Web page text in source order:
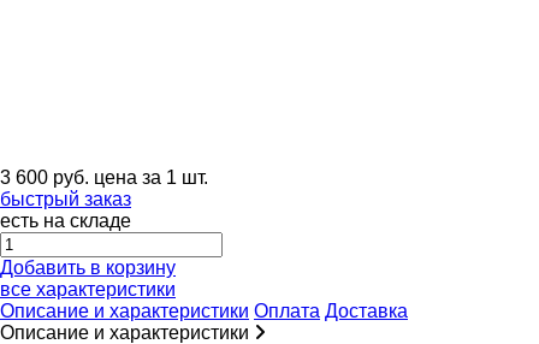
3 600 руб. цена за 1 шт.
быстрый заказ
есть на складе
Добавить в корзину
все характеристики
Описание и характеристики Оплата Доставка
Описание и характеристики